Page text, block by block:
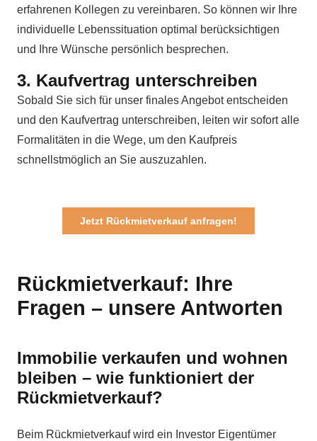
erfahrenen Kollegen zu vereinbaren. So können wir Ihre
individuelle Lebenssituation optimal berücksichtigen
und Ihre Wünsche persönlich besprechen.
3. Kaufvertrag unterschreiben
Sobald Sie sich für unser finales Angebot entscheiden
und den Kaufvertrag unterschreiben, leiten wir sofort alle
Formalitäten in die Wege, um den Kaufpreis
schnellstmöglich an Sie auszuzahlen.
Jetzt Rückmietverkauf anfragen!
Rückmietverkauf: Ihre
Fragen – unsere Antworten
Immobilie verkaufen und wohnen
bleiben – wie funktioniert der
Rückmietverkauf?
Beim Rückmietverkauf wird ein Investor Eigentümer